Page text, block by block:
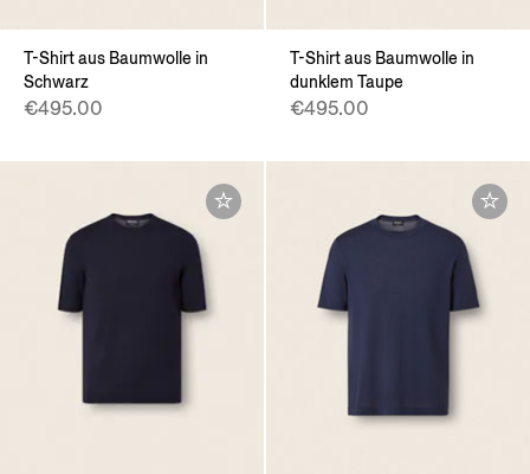
T-Shirt aus Baumwolle in
Schwarz
€495.00
T-Shirt aus Baumwolle in
dunklem Taupe
€495.00